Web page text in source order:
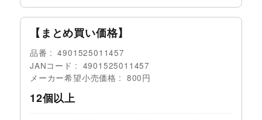
【まとめ買い価格】
品番
4901525011457
JANコード
4901525011457
メーカー希望小売価格
800円
12個以上